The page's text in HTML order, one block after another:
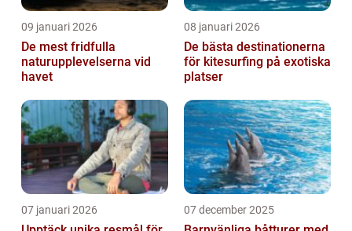
09 januari 2026
De mest fridfulla
naturupplevelserna vid
havet
08 januari 2026
De bästa destinationerna
för kitesurfing på exotiska
platser
07 januari 2026 07 december 2025